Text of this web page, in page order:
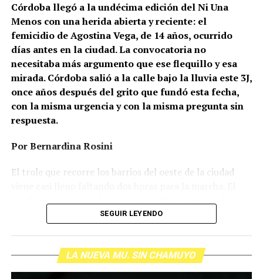
Gonzalo Giles, pensador y
comunicador «disca»: Error en el
Ganar la vida: La historia de (no)
Su hijo Ciro tenía 120 veces más agrotóxicos que lo
donde se encontraron pesticidas hasta en el agua de red.
Bajo amenazas de muerte Sabrina inició una denuncia
Córdoba llegó a la undécima edición del Ni Una
Menos con una herida abierta y reciente: el
femicidio de Agostina Vega, de 14 años, ocurrido
días antes en la ciudad. La convocatoria no
necesitaba más argumento que ese flequillo y esa
mirada. Córdoba salió a la calle bajo la lluvia este 3J,
once años después del grito que fundó esta fecha,
con la misma urgencia y con la misma pregunta sin
respuesta.
Por Bernardina Rosini
El trole que recorre los barrios del oeste de la ciudad
Agostina Vega, 14 años. Era fácil intuir que será una
atiende a su gente. Los que ocupan los sillones más
mullidos de las oficinas del poder local sobrevuelan las
SEGUIR LEYENDO
LA NUEVA MU. SIN CHAMUYO